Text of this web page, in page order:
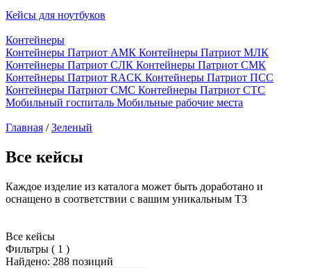
Кейсы для ноутбуков
Контейнеры
Контейнеры Патриот АМК Контейнеры Патриот МЛК
Контейнеры Патриот СЛК Контейнеры Патриот СМК
Контейнеры Патриот RACK Контейнеры Патриот ПСС
Контейнеры Патриот СМС Контейнеры Патриот СТС
Мобильный госпиталь Мобильные рабочие места
Главная / Зеленый
Все кейсы
Каждое изделие из каталога может быть доработано и
оснащено в соответствии с вашим уникальным ТЗ
Все кейсы
Фильтры ( 1 )
Найдено: 288 позиций